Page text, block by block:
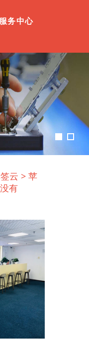
务中心
云 > 苹
有